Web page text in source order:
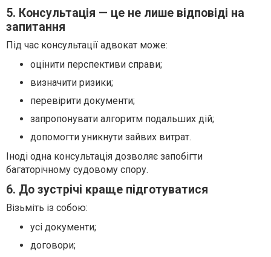
5. Консультація — це не лише відповіді на
запитання
Під час консультації адвокат може:
оцінити перспективи справи;
визначити ризики;
перевірити документи;
запропонувати алгоритм подальших дій;
допомогти уникнути зайвих витрат.
Іноді одна консультація дозволяє запобігти
багаторічному судовому спору.
6. До зустрічі краще підготуватися
Візьміть із собою:
усі документи;
договори;